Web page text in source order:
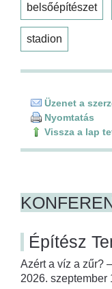
belsőépítészet
stadion
Üzenet a
Nyomtatás
Vissza a lap
Építész
Azért a víz a zűr?
2026. szeptember